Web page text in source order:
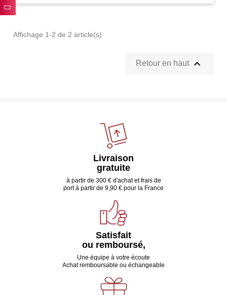
Affichage 1-2 de 2 article(s)
Retour en haut 
Livraison
gratuite
à partir de 300 € d'achat et frais de
port à partir de 9,90 € pour la France
Satisfait
ou remboursé,
Une équipe à votre écoute
Achat remboursable ou échangeable